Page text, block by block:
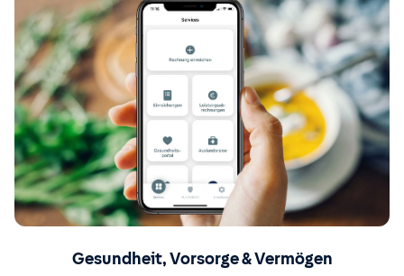
Gesundheit, Vorsorge & Vermögen